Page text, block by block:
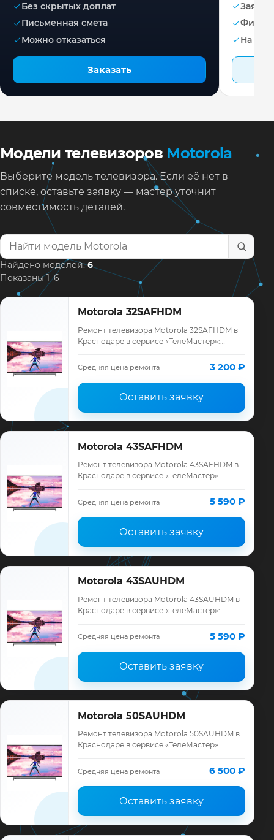
Без скрытых доплат
Письменная смета
Можно отказаться
Заказать
Заявка
На
Модели телевизоров Motorola
Выберите модель телевизора. Если её нет в
списке, оставьте заявку — мастер уточнит
совместимость деталей.
Найти модель телевизора
Найдено моделей:6
Показаны 1–6
Motorola 32SAFHDM
Ремонт телевизора Motorola 32SAFHDM в
Краснодаре в сервисе «ТелеМастер»:
ремонта, запчасти и гарантия до 12
месяцев.
Средняя цена ремонта 3 200 ₽
Оставить заявку
Motorola 43SAFHDM
Ремонт телевизора Motorola 43SAFHDM в
Краснодаре в сервисе «ТелеМастер»:
ремонта, запчасти и гарантия до 12
месяцев.
Средняя цена ремонта 5 590 ₽
Оставить заявку
Motorola 43SAUHDM
Ремонт телевизора Motorola 43SAUHDM в
Краснодаре в сервисе «ТелеМастер»:
ремонта, запчасти и гарантия до 12
Средняя цена ремонта 5 590 ₽
Оставить заявку
Motorola 50SAUHDM
Ремонт телевизора Motorola 50SAUHDM в
Краснодаре в сервисе «ТелеМастер»:
ремонта, запчасти и гарантия до 12
месяцев.
Средняя цена ремонта 6 500 ₽
Оставить заявку